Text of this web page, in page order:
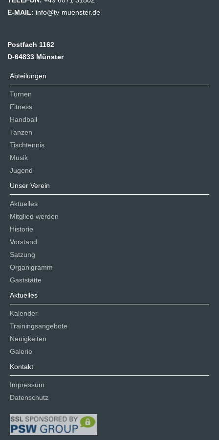
E-MAIL: info@tv-muenster.de
Postfach 1162
D-64833 Münster
Abteilungen
Turnen
Fitness
Handball
Tanzen
Tischtennis
Musik
Jugend
Unser Verein
Aktuelles
Mitglied werden
Historie
Vorstand
Satzung
Organigramm
Gaststätte
Aktuelles
Kalender
Trainingsangebote
Neuigkeiten
Galerie
Kontakt
Impressum
Datenschutz